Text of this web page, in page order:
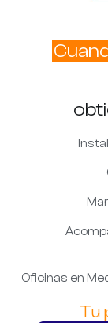
Oficinas en
Tu